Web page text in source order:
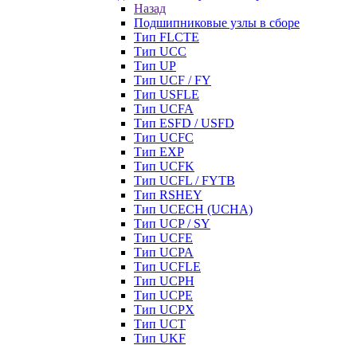
Назад
Подшипниковые узлы в сборе
Тип FLCTE
Тип UCC
Тип UP
Тип UCF / FY
Тип USFLE
Тип UCFA
Тип ESFD / USFD
Тип UCFC
Тип EXP
Тип UCFK
Тип UCFL / FYTB
Тип RSHEY
Тип UCECH (UCHA)
Тип UCP / SY
Тип UCFE
Тип UCPA
Тип UCFLE
Тип UCPH
Тип UCPE
Тип UCPX
Тип UCT
Тип UKF